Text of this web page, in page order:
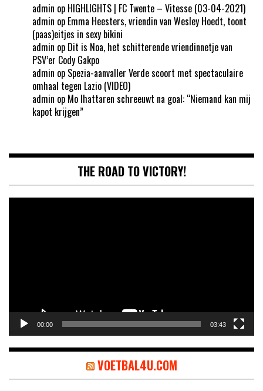
admin op HIGHLIGHTS | FC Twente – Vitesse (03-04-2021)
admin op Emma Heesters, vriendin van Wesley Hoedt, toont
(paas)eitjes in sexy bikini
admin op Dit is Noa, het schitterende vriendinnetje van
PSV’er Cody Gakpo
admin op Spezia-aanvaller Verde scoort met spectaculaire
omhaal tegen Lazio (VIDEO)
admin op Mo Ihattaren schreeuwt na goal: “Niemand kan mij
kapot krijgen”
THE ROAD TO VICTORY!
00:00 03:43
VOETBAL4U.COM